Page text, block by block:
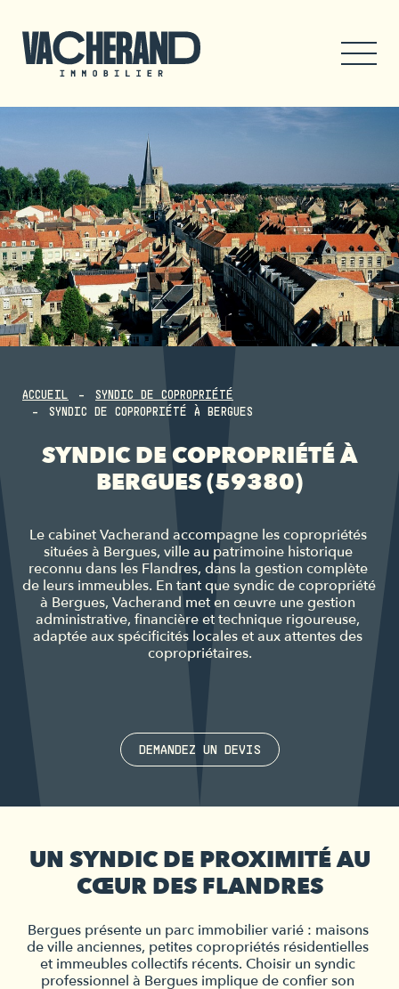
ACCUEIL
SYNDIC DE COPROPRIÉTÉ
SYNDIC DE COPROPRIÉTÉ À BERGUES
SYNDIC DE COPROPRIÉTÉ À
BERGUES (59380)
Le cabinet Vacherand accompagne les copropriétés
situées à Bergues, ville au patrimoine historique
reconnu dans les Flandres, dans la gestion complète
de leurs immeubles. En tant que syndic de copropriété
à Bergues, Vacherand met en œuvre une gestion
administrative, financière et technique rigoureuse,
adaptée aux spécificités locales et aux attentes des
copropriétaires.
DEMANDEZ UN DEVIS
UN SYNDIC DE PROXIMITÉ AU
CŒUR DES FLANDRES
Bergues présente un parc immobilier varié : maisons
de ville anciennes, petites copropriétés résidentielles
et immeubles collectifs récents. Choisir un syndic
professionnel à Bergues implique de confier son